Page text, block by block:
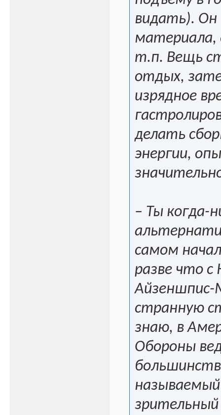
видать). Он
материала,
т.п. Вещь
отдых,
изрядное
делать
энергии,
– Ты когда-
самом
разве что с
Айзеншпис-
странную
знаю, в
Обороны